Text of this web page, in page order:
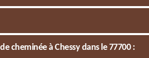
cheminée à Chessy dans le 77700 :